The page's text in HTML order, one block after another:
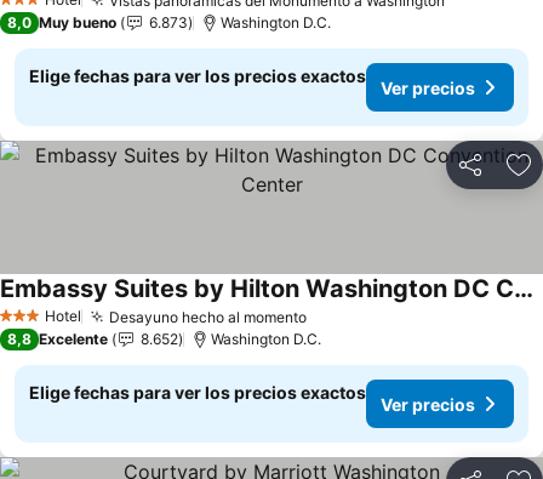
3 Estrellas
8,0 Muy bueno 6.873 Washington D.C.
Elige fechas para ver los precios exactos
Ver precios
Compartir
3 Estrellas
Hotel Desayuno hecho al momentoVer precios
Embassy Suites by Hilton Washington DC Convention Center
Ver precios
8,8 Excelente 8.652 Washington D.C.
Elige fechas para ver los precios exactos
Ver precios